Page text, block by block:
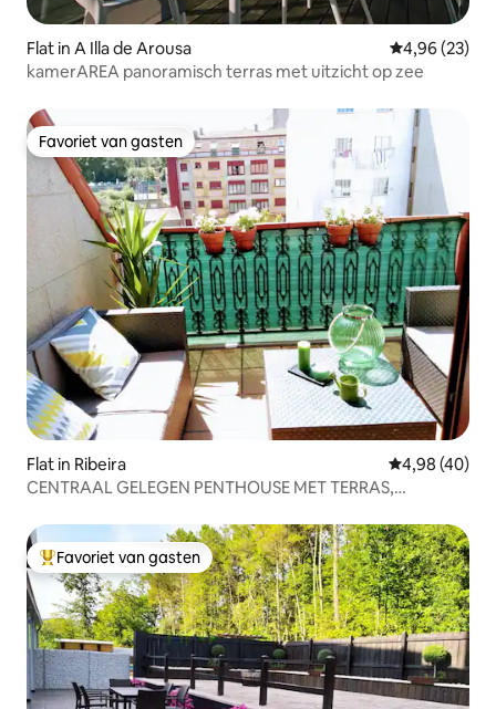
Flat in A Illa de Arousa Gemiddelde
4,96 (23)
kamerAREA panoramisch terras met uitzicht op zee
Favoriet van gasten
Favoriet van gasten
Flat in Ribeira Gemiddelde
4,98 (40)
CENTRAAL GELEGEN PENTHOUSE MET TERRAS,
Topfavoriet van gasten
Favoriet van gasten